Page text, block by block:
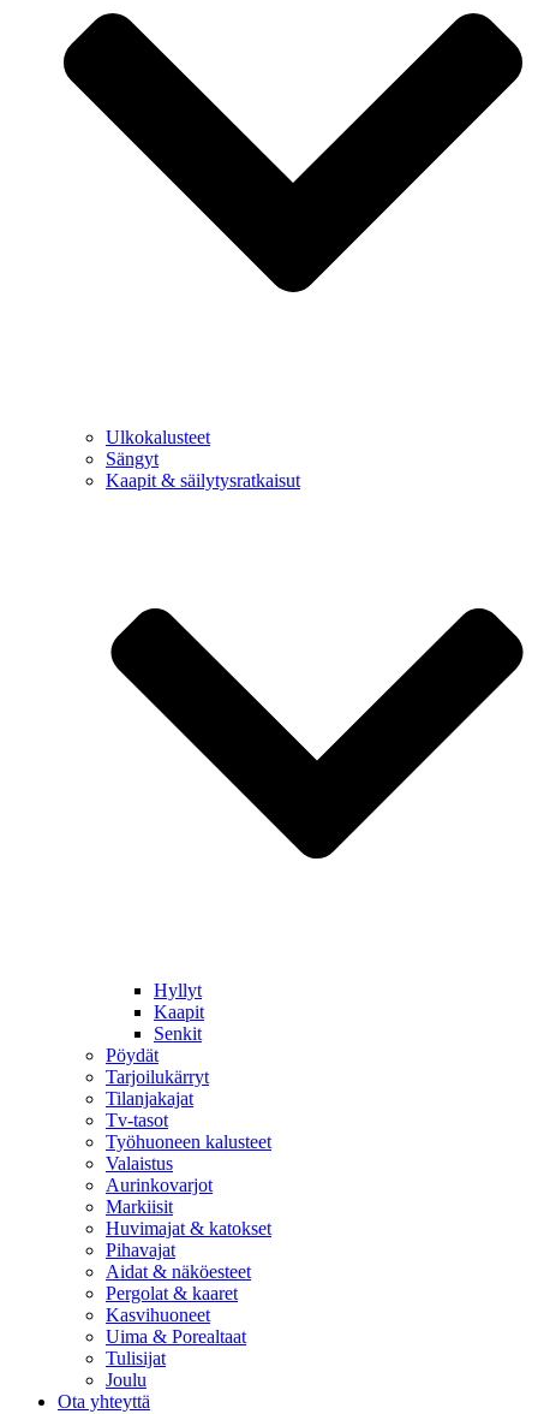
Ulkokalusteet
Sängyt
Kaapit & säilytysratkaisut
Hyllyt
Kaapit
Senkit
Pöydät
Tarjoilukärryt
Tilanjakajat
Tv-tasot
Työhuoneen kalusteet
Valaistus
Aurinkovarjot
Markiisit
Huvimajat & katokset
Pihavajat
Aidat & näköesteet
Pergolat & kaaret
Kasvihuoneet
Uima & Porealtaat
Tulisijat
Joulu
Ota yhteyttä